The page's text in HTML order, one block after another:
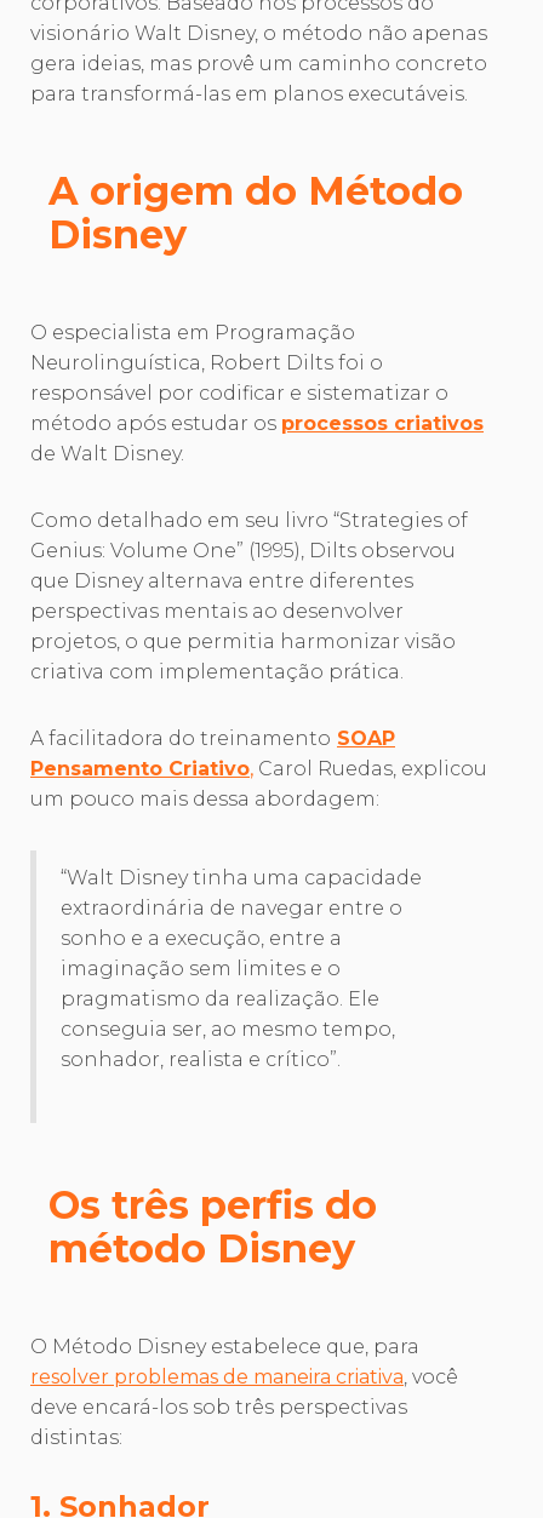
visionário Walt Disney, o método não apenas
gera ideias, mas provê um caminho concreto
para transformá-las em planos executáveis.
A origem do Método
Disney
O especialista em Programação
Neurolinguística, Robert Dilts foi o
responsável por codificar e sistematizar o
método após estudar os processos criativos
de Walt Disney.
Como detalhado em seu livro “Strategies of
Genius: Volume One” (1995), Dilts observou
que Disney alternava entre diferentes
perspectivas mentais ao desenvolver
projetos, o que permitia harmonizar visão
criativa com implementação prática.
A facilitadora do treinamento SOAP
Pensamento Criativo, Carol Ruedas, explicou
um pouco mais dessa abordagem:
“Walt Disney tinha uma capacidade
extraordinária de navegar entre o
sonho e a execução, entre a
imaginação sem limites e o
pragmatismo da realização. Ele
conseguia ser, ao mesmo tempo,
sonhador, realista e crítico”.
Os três perfis do
método Disney
O Método Disney estabelece que, para
resolver problemas de maneira criativa, você
deve encará-los sob três perspectivas
distintas:
1. Sonhador